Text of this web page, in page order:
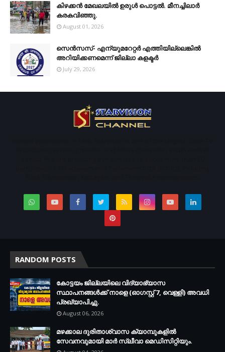
കിഴക്കന്‍ മേഖലയില്‍ ഉരുള്‍ പൊട്ടല്‍. മീനച്ചിലാര്‍
കരകവിഞ്ഞു.
August 01, 2026
സെന്‍സസ്- എന്യുമറേറ്റര്‍ എത്തിയില്ലെങ്കില്‍
അറിയിക്കണമെന്ന് ജില്ലാ കളക്ടര്‍
July 29, 2026
RANDOM POSTS
കോട്ടയം ജില്ലയിലെ വിദ്യാഭ്യാസ
സ്ഥാപനങ്ങള്‍ക്ക് നാളെ (ഓഗസ്റ്റ് 7, വെള്ളി) അവധി
പ്രഖ്യാപിച്ചു.
August 06, 2026
മഴക്കാല ദുരിതാശ്വാസ ക്യാമ്പുകളിൽ
സേവനവുമായി മാർ സ്ലീവാ മെഡിസിറ്റിയും.